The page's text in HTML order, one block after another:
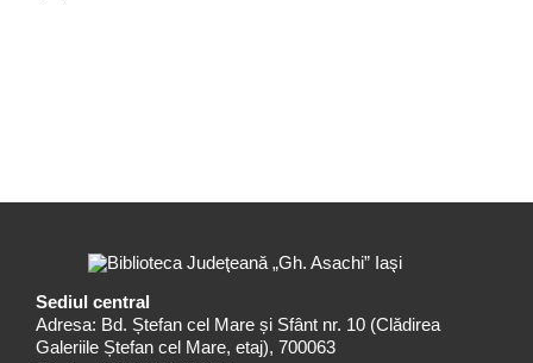
Sediul central
Adresa: Bd. Ștefan cel Mare și Sfânt nr. 10 (Clădirea
Galeriile Ștefan cel Mare, etaj), 700063